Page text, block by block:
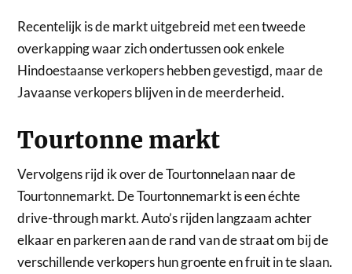
Recentelijk is de markt uitgebreid met een tweede
overkapping waar zich ondertussen ook enkele
Hindoestaanse verkopers hebben gevestigd, maar de
Javaanse verkopers blijven in de meerderheid.
Tourtonne markt
Vervolgens rijd ik over de Tourtonnelaan naar de
Tourtonnemarkt. De Tourtonnemarkt is een échte
drive-through markt. Auto’s rijden langzaam achter
elkaar en parkeren aan de rand van de straat om bij de
verschillende verkopers hun groente en fruit in te slaan.